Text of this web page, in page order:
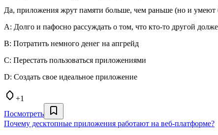
Да, приложения жрут памяти больше, чем раньше (но и умеют
А: Долго и пафосно рассуждать о том, что кто-то другой
B: Потратить немного денег на апгрейд
C: Перестать пользоваться приложениями
D: Создать свое идеальное приложение
+1
Посмотреть
Почему десктопные приложения работают на веб-платформе?